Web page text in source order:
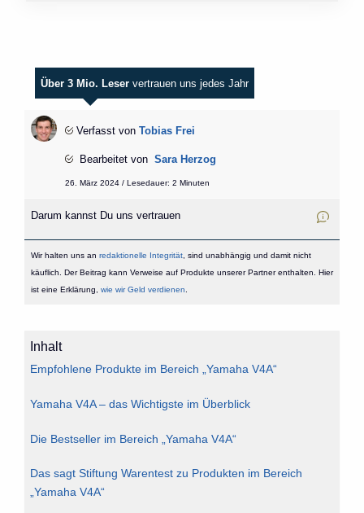
Über 3 Mio. Leser vertrauen uns jedes Jahr
Verfasst von Tobias Frei
Bearbeitet von Sara Herzog
26. März 2024 / Lesedauer: 2 Minuten
Darum kannst Du uns vertrauen
Wir halten uns an redaktionelle Integrität, sind unabhängig und damit nicht
käuflich. Der Beitrag kann Verweise auf Produkte unserer Partner enthalten. Hier
ist eine Erklärung, wie wir Geld verdienen
Inhalt
Empfohlene Produkte im Bereich „Yamaha V4A“
Yamaha V4A – das Wichtigste im Überblick
Die Bestseller im Bereich „Yamaha V4A“
Das sagt Stiftung Warentest zu Produkten im Bereich
„Yamaha V4A“